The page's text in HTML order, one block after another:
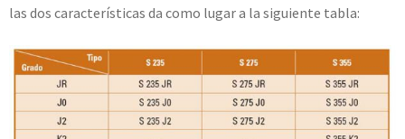
las dos características da como lugar a la siguiente tabla: